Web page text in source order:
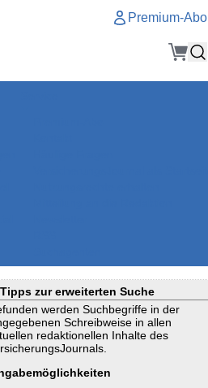
Premium-Abo
Tipps zur erweiterten Suche
werden Suchbegriffe in der
Schreibweise in allen
redaktionellen Inhalte des